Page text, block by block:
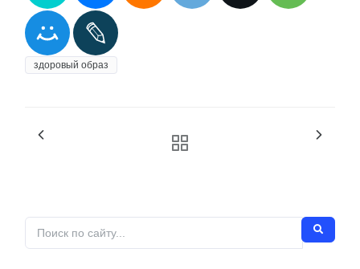
здоровый образ